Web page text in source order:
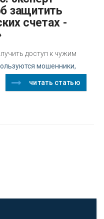
защитить
счетах -
доступ к чужим
мошенники,
читать статью